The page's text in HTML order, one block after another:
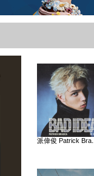
派偉俊 Patrick Bra...